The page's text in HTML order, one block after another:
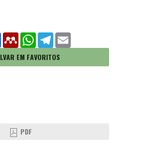
FacebookMendeleyWhatsApp
Telegram
Email
EM FAVORITOS
PDF